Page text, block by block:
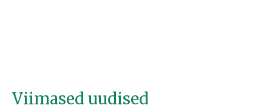
Viimased uudised